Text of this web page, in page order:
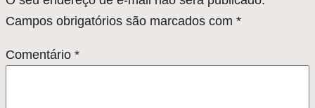
Campos obrigatórios são marcados com *
Comentário *